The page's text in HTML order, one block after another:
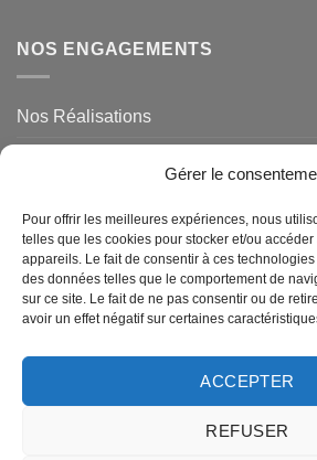
Gérer le
Pour offrir les meilleures expériences, nous
telles que les cookies pour stocker et/ou
appareils. Le fait de consentir à ces
des données telles que le comportement de
sur ce site. Le fait de ne pas consentir ou de
avoir un effet négatif sur certaines
ACCEPTER
REFUSER
NOS ENGAGEMENTS
Nos Réalisations
NOS SERVICES
Magasins de Ravel
Questions Fréquemments Posées